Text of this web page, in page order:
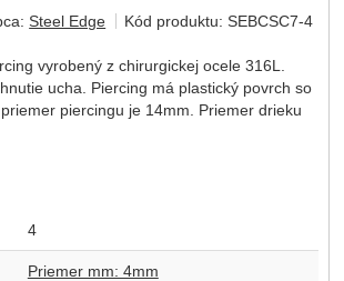
Steel Edge Kód produktu:SEBCSC7-4
vyrobený z chirurgickej ocele 316L.
ucha. Piercing má plastický povrch so
piercingu je 14mm. Priemer drieku
4
Priemer mm: 4mm